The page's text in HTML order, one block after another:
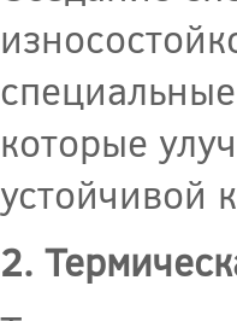
которые
устойчивой
2.